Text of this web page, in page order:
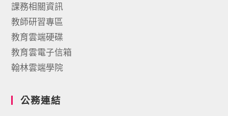
課務相關資訊
教師研習專區
教育雲端硬碟
教育雲電子信箱
翰林雲端學院
公務連結